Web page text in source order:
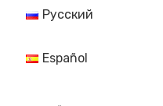
Русский
Español